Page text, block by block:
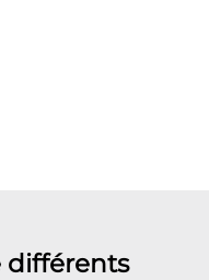
différents